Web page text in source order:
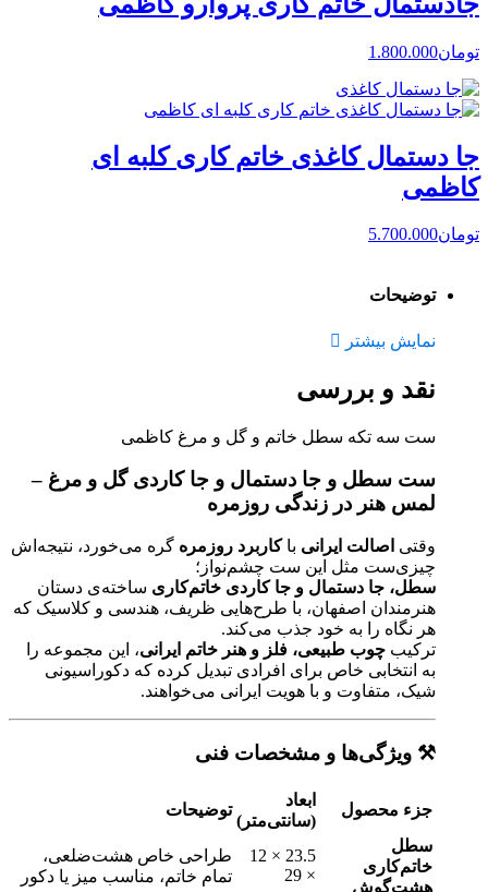
تومان1.800.000
جا دستمال کاغذی خاتم کاری کلبه ای
کاظمی
تومان5.700.000
توضیحات
نمایش بیشتر
نقد و بررسی
ست سه تکه سطل خاتم و گل و مرغ کاظمی
ست سطل و جا دستمال و جا کاردی گل و مرغ –
لمس هنر در زندگی روزمره
وقتی اصالت ایرانی باکاربرد روزمره گره می‌خورد، نتیجه‌اش
چیزی‌ست مثل این ست چشم‌نواز؛
سطل، جا دستمال و جا کاردی خاتم‌کاری ساخته‌ی دستان
هنرمندان اصفهان، با طرح‌هایی ظریف، هندسی و کلاسیک که
هر نگاه را به خود جذب می‌کند.
ترکیب چوب طبیعی، فلز و هنر خاتم ایرانی، این مجموعه را
به انتخابی خاص برای افرادی تبدیل کرده که دکوراسیونی
شیک، متفاوت و با هویت ایرانی می‌خواهند.
⚒️ ویژگی‌ها و مشخصات فنی
جزء محصول
ابعاد
(سانتی‌متر)
توضیحات
سطل
خاتم‌کاری
هشت‌گوش
23.5 × 12
× 29
طراحی خاص هشت‌ضلعی،
تمام خاتم، مناسب میز یا دکور